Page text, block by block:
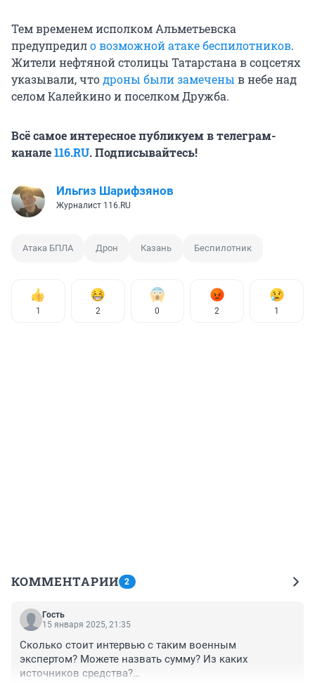
Тем временем исполком Альметьевска
предупредило возможной атаке беспилотников.
Жители нефтяной столицы Татарстана в соцсетях
указывали, чтодроны были замечены в небе над
селом Калейкино и поселком Дружба.
Всё самое интересное публикуем в телеграм-
канале116.RU. Подписывайтесь!
Ильгиз Шарифзянов
Журналист 116.RU
Атака БПЛА Дрон Казань Беспилотник
1 2 0 2 1
КОММЕНТАРИИ 2
Гость
15 января 2025, 21:35
Сколько стоит интервью с таким военным
экспертом? Можете назвать сумму? Из каких
источников средства?